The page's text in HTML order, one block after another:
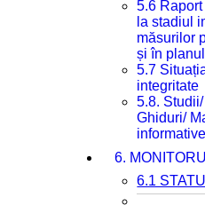
5.6
la stadiul
măsurilor
și în
5.7
integritate
5.8.
Ghiduri/
6.
6.1